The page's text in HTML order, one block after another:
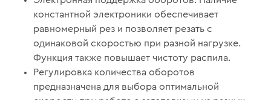
константной электроники обеспечивает
равномерный рез и позволяет резать с
одинаковой скоростью при разной нагрузке.
Функция также повышает чистоту распила.
Регулировка количества оборотов
предназначена для выбора оптимальной